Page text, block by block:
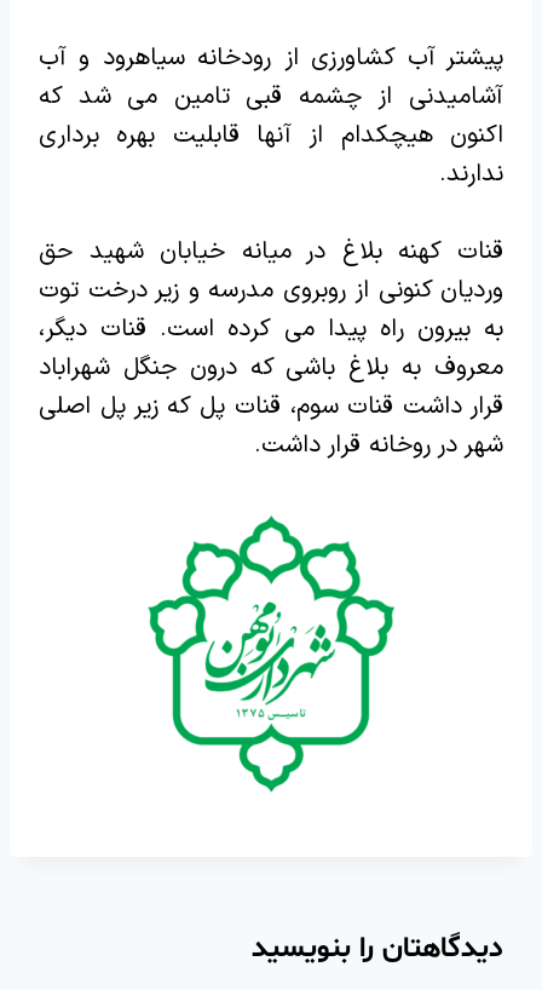
پیشتر آب کشاورزی از رودخانه سیاهرود و آب
آشامیدنی از چشمه قبی تامین می شد که
اکنون هیچکدام از آنها قابلیت بهره برداری
ندارند.
قنات کهنه بلاغ در میانه خیابان شهید حق
وردیان کنونی از روبروی مدرسه و زیر درخت توت
به بیرون راه پیدا می کرده است. قنات دیگر،
معروف به بلاغ باشی که درون جنگل شهراباد
قرار داشت قنات سوم، قنات پل که زیر پل اصلی
شهر در روخانه قرار داشت.
دیدگاهتان را بنویسید